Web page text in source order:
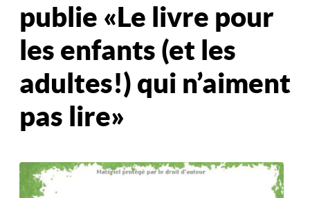
publie « Le livre pour
les enfants (et les
adultes!) qui n’aiment
pas lire »